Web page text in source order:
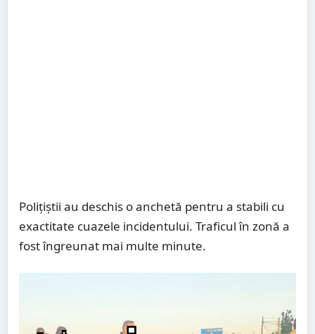
Polițiștii au deschis o anchetă pentru a stabili cu
exactitate cuazele incidentului. Traficul în zonă a
fost îngreunat mai multe minute.